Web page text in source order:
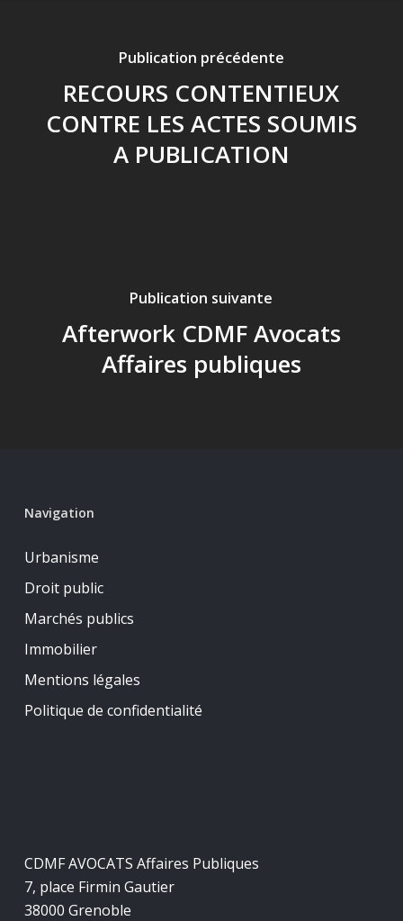
Publication précédente
RECOURS CONTENTIEUX
CONTRE LES ACTES SOUMIS
A PUBLICATION
Publication suivante
Afterwork CDMF Avocats
Affaires publiques
Navigation
Urbanisme
Droit public
Marchés publics
Immobilier
Mentions légales
Politique de confidentialité
CDMF AVOCATS Affaires Publiques
7, place Firmin Gautier
38000 Grenoble